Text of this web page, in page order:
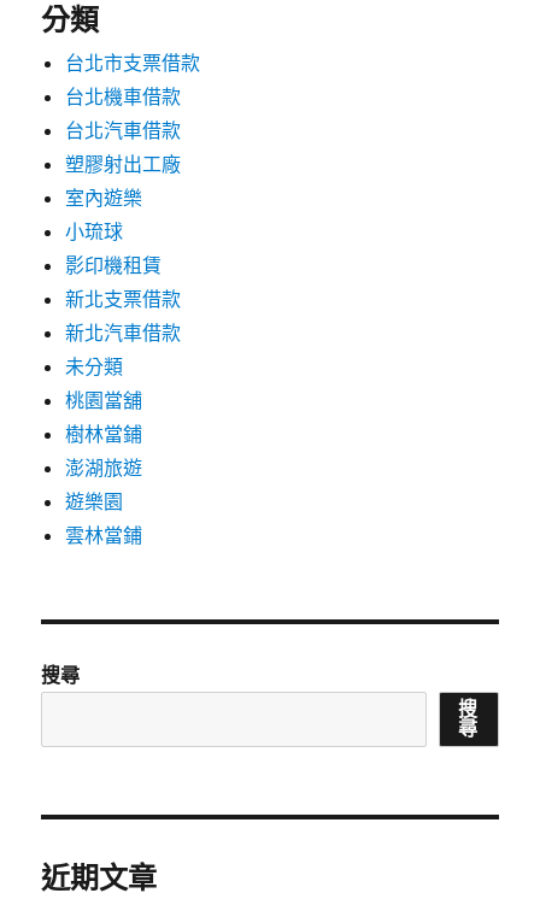
分類
台北市支票借款
台北機車借款
台北汽車借款
塑膠射出工廠
室內遊樂
小琉球
影印機租賃
新北支票借款
新北汽車借款
未分類
桃園當舖
樹林當鋪
澎湖旅遊
遊樂園
雲林當鋪
搜尋
搜
尋
近期文章